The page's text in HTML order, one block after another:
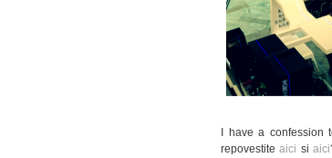
I have a confession
repovestiteaici siaici